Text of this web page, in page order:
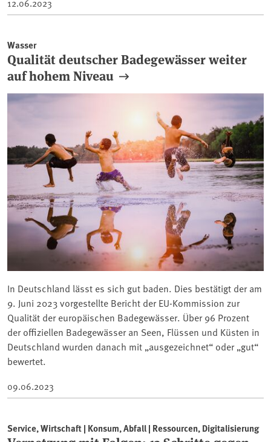
12.06.2023
Wasser
Qualität deutscher Badegewässer weiter
auf hohem Niveau
In Deutschland lässt es sich gut baden. Dies bestätigt der am
9. Juni 2023 vorgestellte Bericht der EU-Kommission zur
Qualität der europäischen Badegewässer. Über 96 Prozent
der offiziellen Badegewässer an Seen, Flüssen und Küsten in
Deutschland wurden danach mit „ausgezeichnet“ oder „gut“
bewertet.
09.06.2023
Service, Wirtschaft | Konsum, Abfall | Ressourcen, Digitalisierung